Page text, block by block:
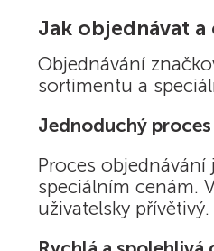
Jak objednávat a
Objednávání
sortimentu a
Jednoduchý
Proces
speciálním cenám.
uživatelsky přívětivý.